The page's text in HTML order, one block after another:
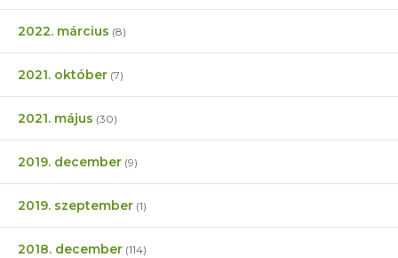
2022. március (8)
2021. október (7)
2021. május (30)
2019. december (9)
2019. szeptember (1)
2018. december (114)